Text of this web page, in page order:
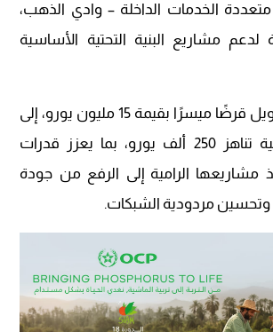
الخدمات الداخلة – وادي الذهب،
مشاريع البنية التحتية الأساسية
ويتضمن هذا التمويل قرضًا ميسرًا بقيمة 15 مليون يورو، إلى
جانب مواكبة تقنية تناهز 250 ألف يورو، بما يعزز قدرات
مشاريعها الرامية إلى الرفع من جودة
وتحسين مردودية الشبكات.